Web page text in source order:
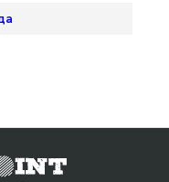
Подставки,
сотрудникам по